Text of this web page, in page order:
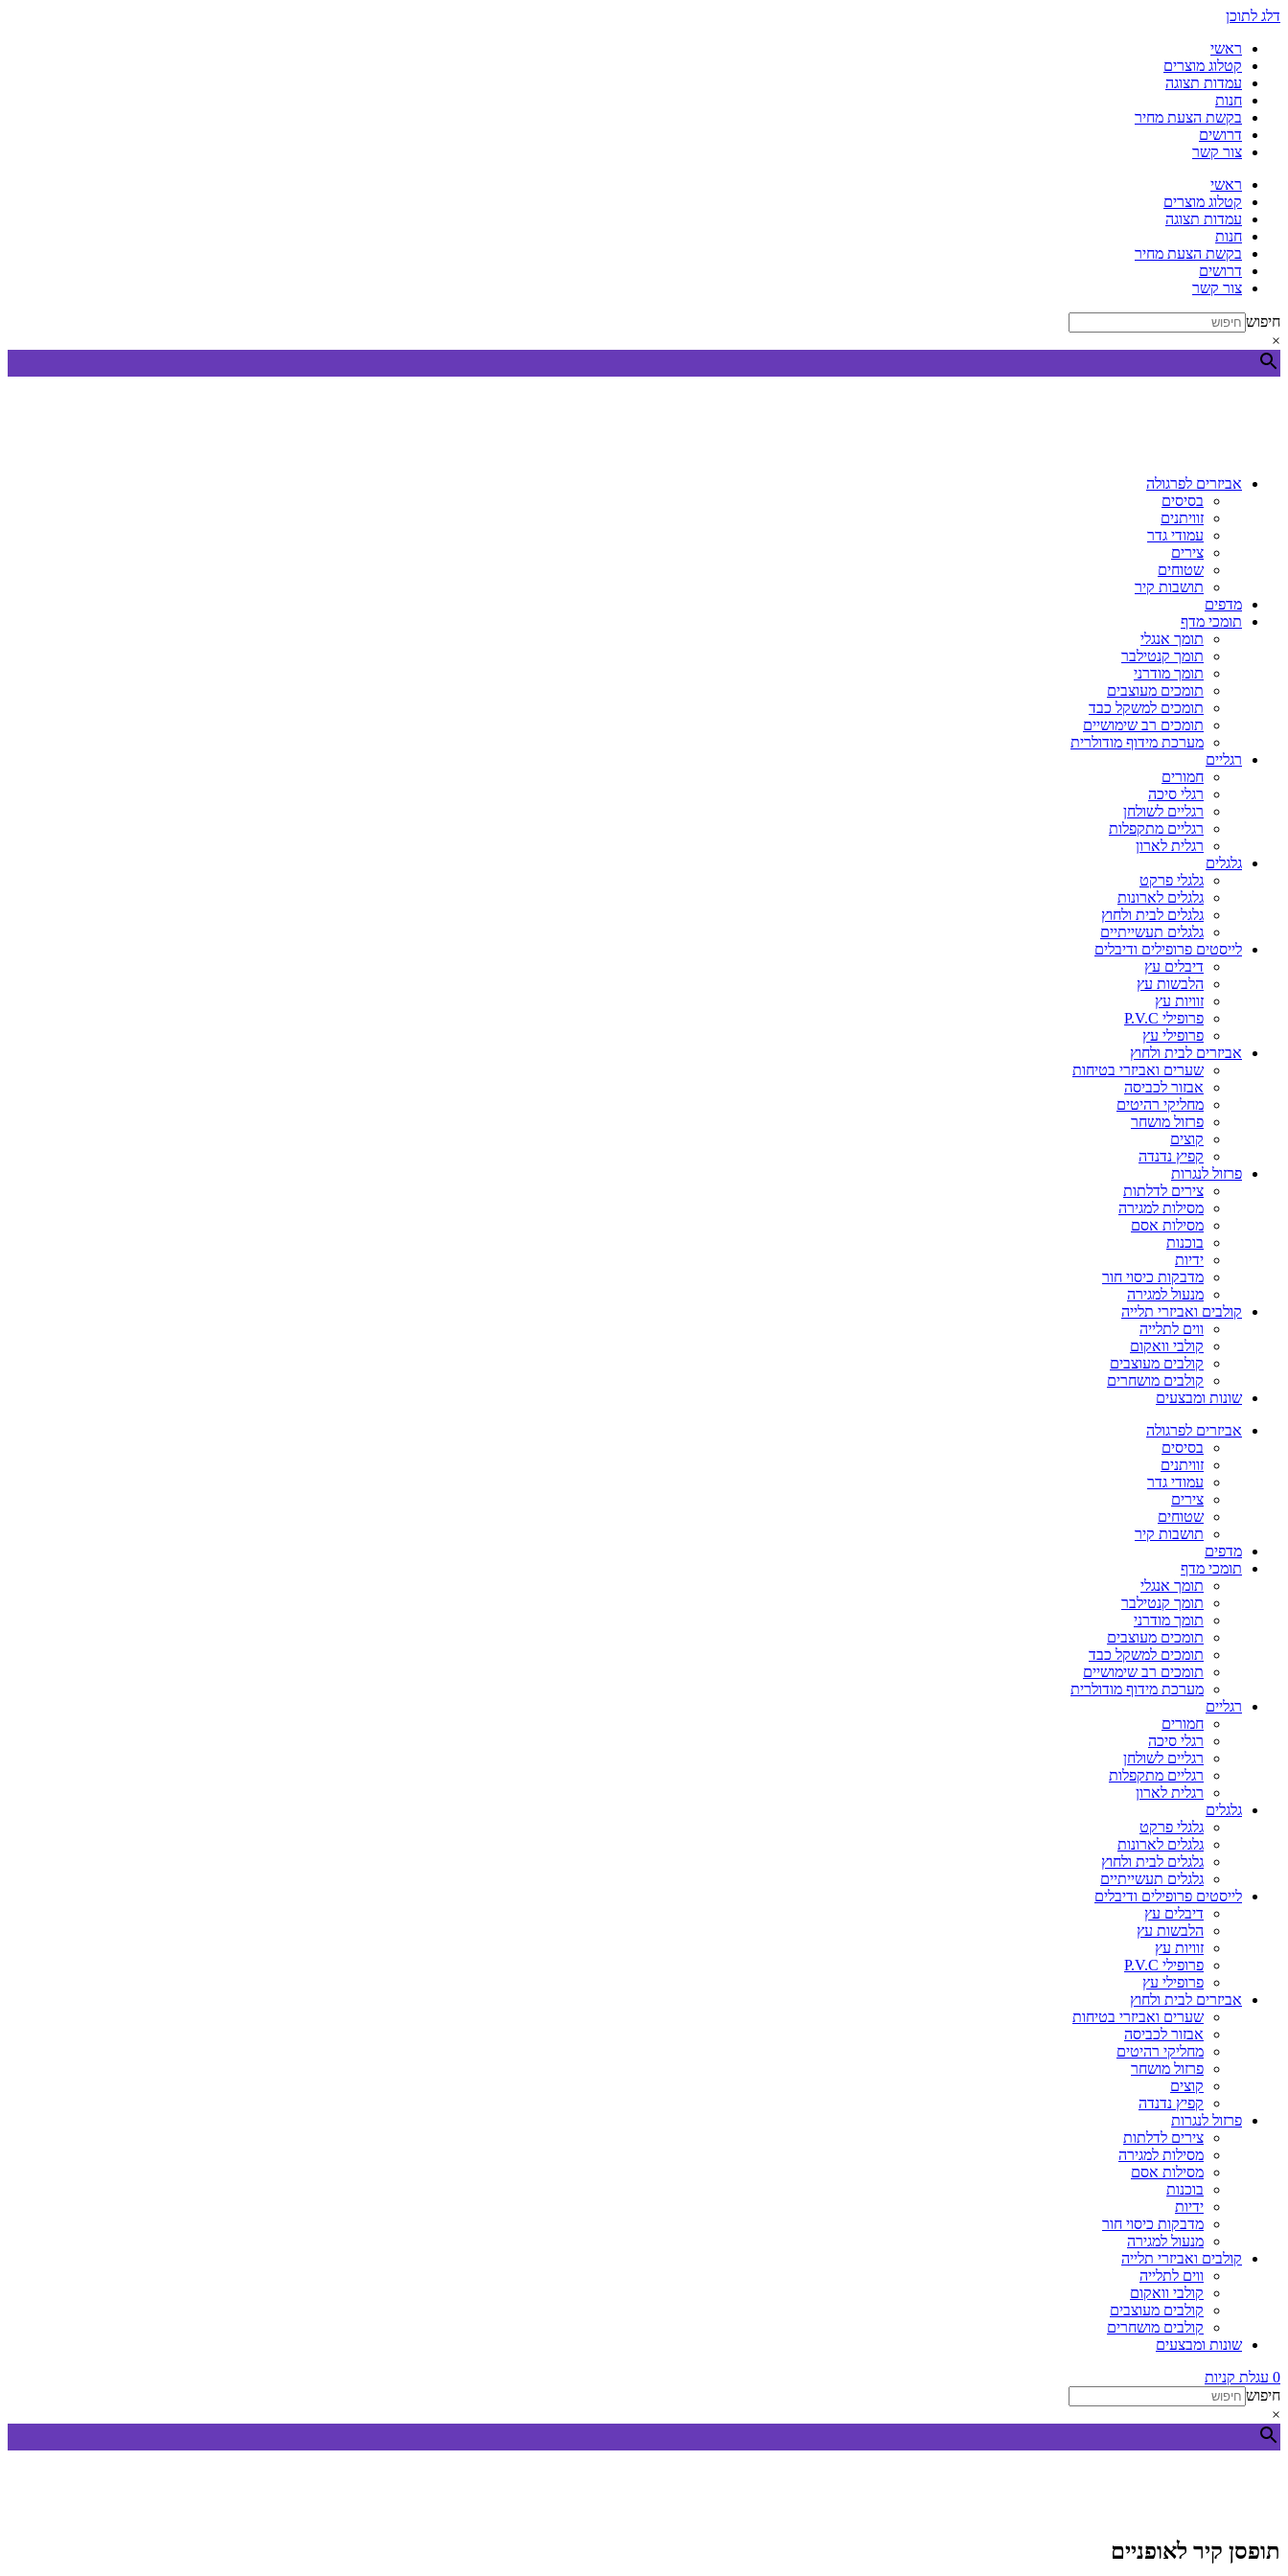
דלג לתוכן
ראשי
קטלוג מוצרים
עמדות תצוגה
חנות
בקשת הצעת מחיר
דרושים
צור קשר
ראשי
קטלוג מוצרים
עמדות תצוגה
חנות
בקשת הצעת מחיר
דרושים
צור קשר
חיפוש
×
אביזרים לפרגולה
בסיסים
זוויתנים
עמודי גדר
צירים
שטוחים
תושבות קיר
מדפים
תומכי מדף
תומך אנגלי
תומך קנטילבר
תומך מודרני
תומכים מעוצבים
תומכים למשקל כבד
תומכים רב שימושיים
מערכת מידוף מודולרית
רגליים
חמורים
רגלי סיכה
רגליים לשולחן
רגליים מתקפלות
רגלית לארון
גלגלים
גלגלי פרקט
גלגלים לארונות
גלגלים לבית ולחוץ
גלגלים תעשייתיים
לייסטים פרופילים ודיבלים
דיבלים עץ
הלבשות עץ
זוויות עץ
פרופילי P.V.C
פרופילי עץ
אביזרים לבית ולחוץ
שערים ואביזרי בטיחות
אבזור לכביסה
מחליקי רהיטים
פרזול מושחר
קוצים
קפיץ נדנדה
פרזול לנגרות
צירים לדלתות
מסילות למגירה
מסילות אסם
בוכנות
ידיות
מדבקות כיסוי חור
מנעול למגירה
קולבים ואביזרי תלייה
ווים לתלייה
קולבי וואקום
קולבים מעוצבים
קולבים מושחרים
שונות ומבצעים
אביזרים לפרגולה
בסיסים
זוויתנים
עמודי גדר
צירים
שטוחים
תושבות קיר
מדפים
תומכי מדף
תומך אנגלי
תומך קנטילבר
תומך מודרני
תומכים מעוצבים
תומכים למשקל כבד
תומכים רב שימושיים
מערכת מידוף מודולרית
רגליים
חמורים
רגלי סיכה
רגליים לשולחן
רגליים מתקפלות
רגלית לארון
גלגלים
גלגלי פרקט
גלגלים לארונות
גלגלים לבית ולחוץ
גלגלים תעשייתיים
לייסטים פרופילים ודיבלים
דיבלים עץ
הלבשות עץ
זוויות עץ
פרופילי P.V.C
פרופילי עץ
אביזרים לבית ולחוץ
שערים ואביזרי בטיחות
אבזור לכביסה
מחליקי רהיטים
פרזול מושחר
קוצים
קפיץ נדנדה
פרזול לנגרות
צירים לדלתות
מסילות למגירה
מסילות אסם
בוכנות
ידיות
מדבקות כיסוי חור
מנעול למגירה
קולבים ואביזרי תלייה
ווים לתלייה
קולבי וואקום
קולבים מעוצבים
קולבים מושחרים
שונות ומבצעים
0 עגלת קניות
חיפוש
×
תופסן קיר לאופניים